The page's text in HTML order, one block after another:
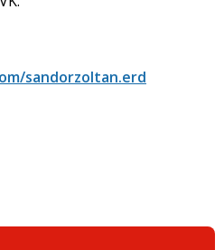
sandorzoltan.erd